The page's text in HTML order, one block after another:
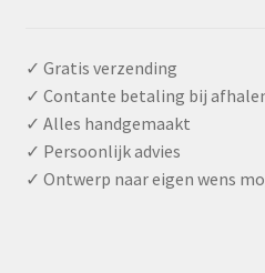
✓ Gratis verzending
✓ Contante betaling bij
✓ Alles handgemaakt
✓ Persoonlijk advies
✓ Ontwerp naar eigen wens